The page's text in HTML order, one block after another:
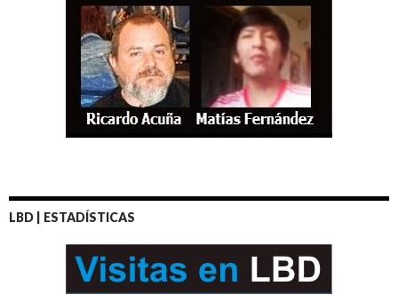
LBD | ESTADÍSTICAS